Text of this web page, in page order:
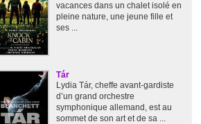
vacances dans un chalet isolé en
pleine nature, une jeune fille et
ses ...
Tár
Lydia Tár, cheffe avant-gardiste
d’un grand orchestre
symphonique allemand, est au
sommet de son art et de sa ...